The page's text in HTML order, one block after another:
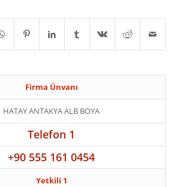
Firma Ünvanı
HATAY ANTAKYA ALB BOYA
Telefon 1
+90 555 161 0454
Yetkili 1